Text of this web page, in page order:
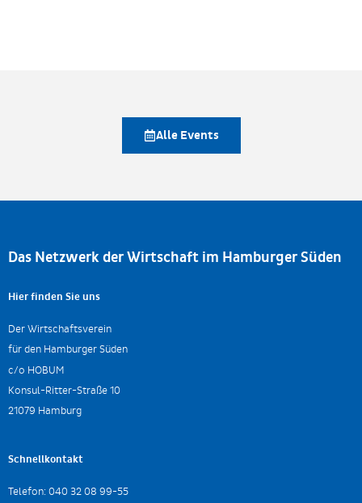
Alle Events
Das Netzwerk der Wirtschaft im Hamburger Süden
Hier finden Sie uns
Der Wirtschaftsverein
für den Hamburger Süden
c/o HOBUM
Konsul-Ritter-Straße 10
21079 Hamburg
Schnellkontakt
Telefon: 040 32 08 99-55